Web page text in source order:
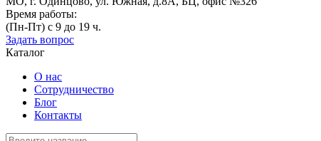
Время работы:
(Пн-Пт) с 9 до 19 ч.
Задать вопрос
Каталог
О нас
Сотрудничество
Блог
Контакты